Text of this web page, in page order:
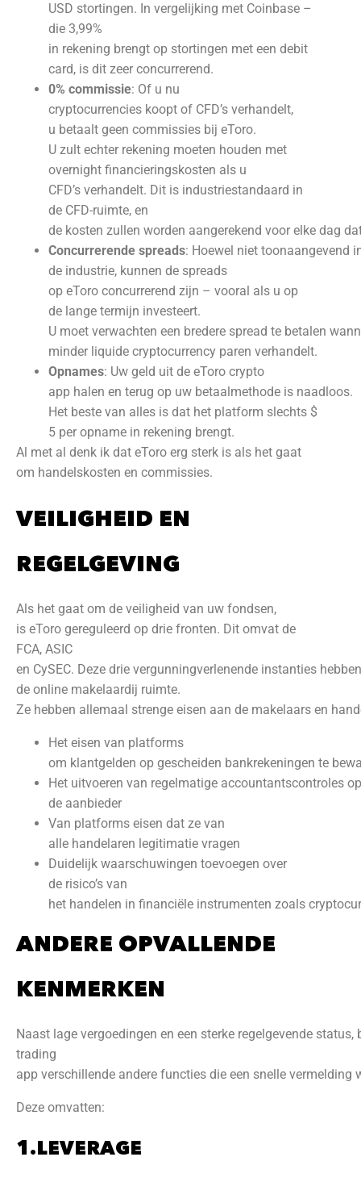
USD stortingen. In vergelijking met Coinbase –
die 3,99%
in rekening brengt op stortingen met een debit
card, is dit zeer concurrerend.
0% commissie: Of u nu
cryptocurrencies koopt of CFD’s verhandelt,
u betaalt geen commissies bij eToro.
U zult echter rekening moeten houden met
overnight financieringskosten als u
CFD’s verhandelt. Dit is industriestandaard in
de CFD-ruimte, en
de kosten zullen worden aangerekend voor elke dag
Concurrerende spreads: Hoewel niet toonaangevend
de industrie, kunnen de spreads
op eToro concurrerend zijn – vooral als u op
de lange termijn investeert.
U moet verwachten een bredere spread te betalen
minder liquide cryptocurrency paren verhandelt.
Opnames: Uw geld uit de eToro crypto
app halen en terug op uw betaalmethode is naadloos.
Het beste van alles is dat het platform slechts $
5 per opname in rekening brengt.
Al met al denk ik dat eToro erg sterk is als het gaat
om handelskosten en commissies.
VEILIGHEID EN
REGELGEVING
Als het gaat om de veiligheid van uw fondsen,
is eToro gereguleerd op drie fronten. Dit omvat de
FCA, ASIC
en CySEC. Deze drie vergunningverlenende instanties
de online makelaardij ruimte.
Ze hebben allemaal strenge eisen aan de makelaars en
Het eisen van platforms
om klantgelden op gescheiden bankrekeningen te
Het uitvoeren van regelmatige accountantscontroles op
de aanbieder
Van platforms eisen dat ze van
alle handelaren legitimatie vragen
Duidelijk waarschuwingen toevoegen over
de risico’s van
het handelen in financiële instrumenten zoals
ANDERE OPVALLENDE
KENMERKEN
Naast lage vergoedingen en een sterke regelgevende status,
trading
app verschillende andere functies die een snelle vermelding
Deze omvatten:
1.LEVERAGE